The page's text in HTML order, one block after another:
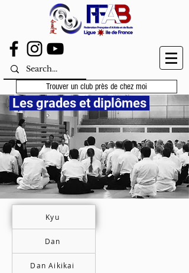
Trouver un club près de chez moi
Les grades et diplômes
Kyu
Dan
Dan Aikikai